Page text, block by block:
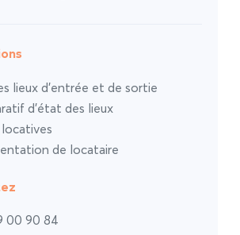
lieux d’entrée et de sortie
d’état des lieux
de locataire
00 90 84